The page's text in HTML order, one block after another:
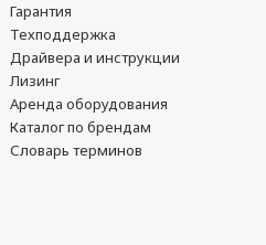
Гарантия
Техподдержка
Драйвера и инструкции
Лизинг
Аренда оборудования
Каталог по брендам
Словарь терминов